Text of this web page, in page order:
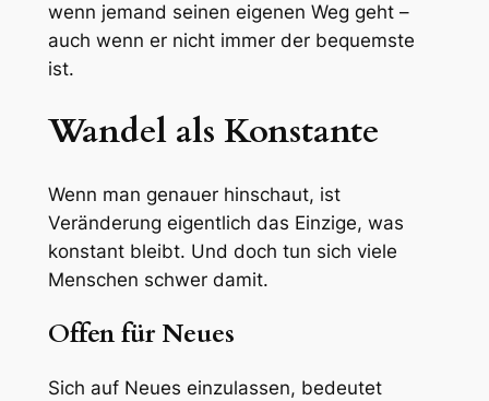
wenn jemand seinen eigenen Weg geht –
auch wenn er nicht immer der bequemste
ist.
Wandel als Konstante
Wenn man genauer hinschaut, ist
Veränderung eigentlich das Einzige, was
konstant bleibt. Und doch tun sich viele
Menschen schwer damit.
Offen für Neues
Sich auf Neues einzulassen, bedeutet